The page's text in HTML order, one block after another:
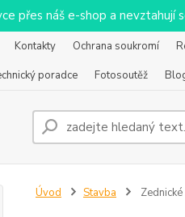
přes náš e-shop a
Kontakty Ochrana soukromí
poradce Fotosoutěž
Úvod Stavba